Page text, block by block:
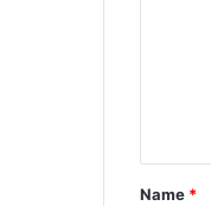
Name *